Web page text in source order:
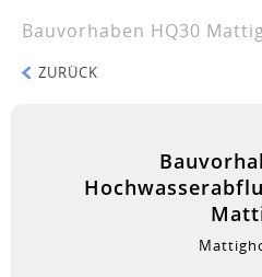
Bauvorhaben HQ30
ZURÜCK